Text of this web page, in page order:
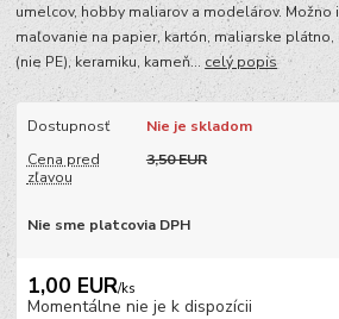
umelcov, hobby maliarov a modelárov. Možno
maľovanie na papier, kartón, maliarske
(nie PE), keramiku, kameň...celý popis
Dostupnosť
Nie je skladom
Cena pred
zľavou
3,50 EUR
Nie sme platcovia DPH
1,00 EUR/ks
Momentálne nie je k dispozícii